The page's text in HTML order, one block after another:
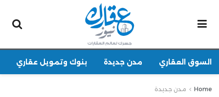
السوق العقاري مدن جديدة بنوك وتمويل عقاري
Home مدن جديدة